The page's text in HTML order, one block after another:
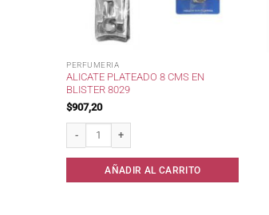
PERFUMERIA
ALICATE PLATEADO 8 CMS EN
BLISTER 8029
$907,20
Alicate Plateado 8 cms en Blister 8029 cantidad
AÑADIR AL CARRITO